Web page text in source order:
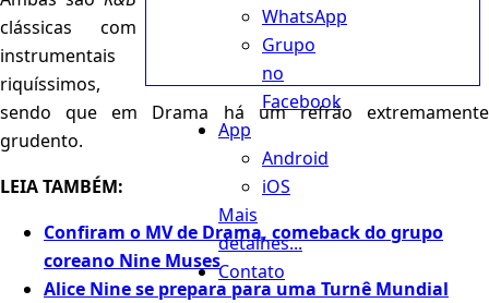
WhatsApp
Grupo
no
Facebook
App
Android
iOS
Mais
detalhes...
Contato
clássicas com
instrumentais
riquíssimos,
sendo que em Drama há um refrão extremamente
grudento.
LEIA TAMBÉM:
Confiram o MV de Drama, comeback do grupo
coreano Nine Muses
Alice Nine se prepara para uma Turnê Mundial